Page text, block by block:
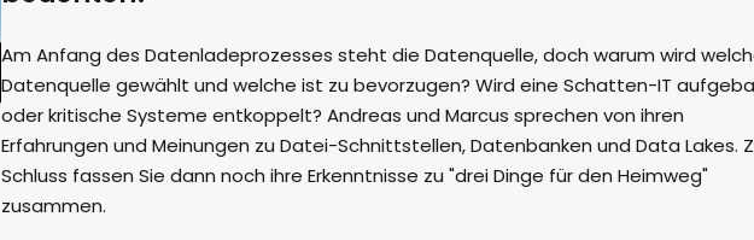
Am Anfang des Datenladeprozesses steht die Datenquelle, doch warum wird
Datenquelle gewählt und welche ist zu bevorzugen? Wird eine Schatten-IT
oder kritische Systeme entkoppelt? Andreas und Marcus sprechen von ihren
Erfahrungen und Meinungen zu Datei-Schnittstellen, Datenbanken und Data Lakes.
Schluss fassen Sie dann noch ihre Erkenntnisse zu "drei Dinge für den Heimweg"
zusammen.